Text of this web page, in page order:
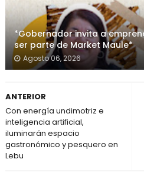
*Gobernador invita a
ser parte de Market Maule*
Agosto 06, 2026
ANTERIOR
Con energía undimotriz e
inteligencia artificial,
iluminarán espacio
gastronómico y pesquero en
Lebu